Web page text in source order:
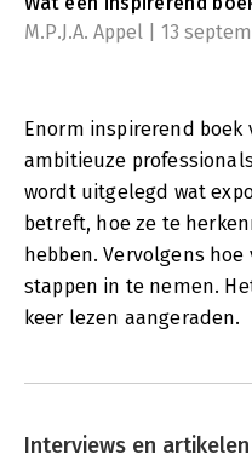
M.P.J.A. Appel | 13
Enorm inspirerend
ambitieuze
wordt uitgelegd wat
betreft, hoe ze te
hebben. Vervolgens
stappen in te nemen.
keer lezen aangeraden.
Interviews en artikelen